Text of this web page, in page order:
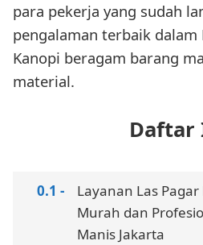
para pekerja yang sudah
pengalaman terbaik dalam
Kanopi beragam barang
material.
Daftar
Layanan Las
Murah dan
Manis Jakarta